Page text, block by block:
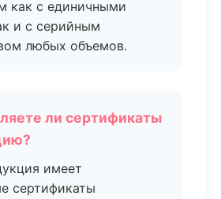
как с единичными
и с серийным
любых объемов.
ли сертификаты
имеет
сертификаты